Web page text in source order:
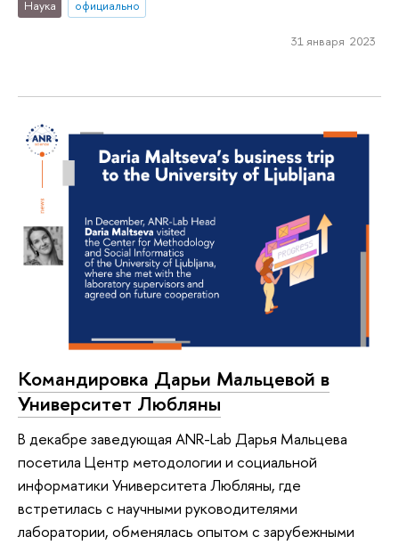
Наука официально
31 января 2023
Командировка Дарьи Мальцевой в
Университет Любляны
В декабре заведующая ANR-Lab Дарья Мальцева
посетила Центр методологии и социальной
информатики Университета Любляны, где
встретилась с научными руководителями
лаборатории, обменялась опытом с зарубежными